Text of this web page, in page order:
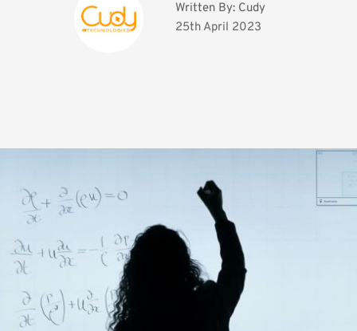
Written By: Cudy
25th April 2023